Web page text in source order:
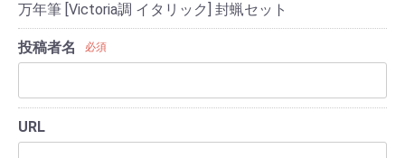
万年筆 [Victoria調 イタリック] 封蝋セット
投稿者名 必須
URL